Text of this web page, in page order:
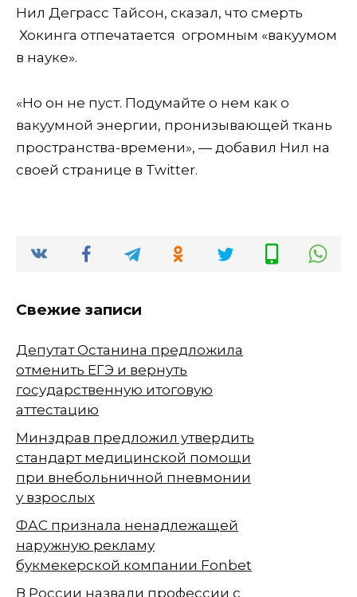
Нил Деграсс Тайсон, сказал, что смерть
Хокинга отпечатается огромным «вакуумом
в науке».
«Но он не пуст. Подумайте о нем как о
вакуумной энергии, пронизывающей ткань
пространства-времени», — добавил Нил на
своей странице в Twitter.
Свежие записи
Депутат Останина предложила
отменить ЕГЭ и вернуть
государственную итоговую
аттестацию
Минздрав предложил утвердить
стандарт медицинской помощи
при внебольничной пневмонии
у взрослых
ФАС признала ненадлежащей
наружную рекламу
букмекерской компании Fonbet
В России назвали профессии с